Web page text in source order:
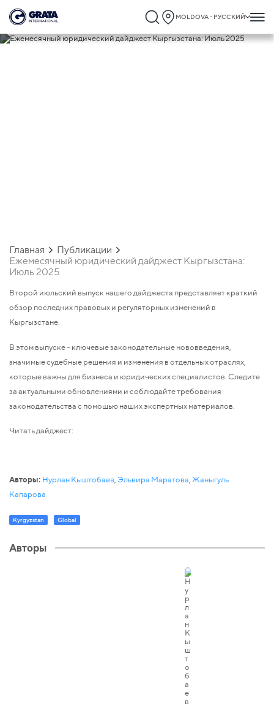
MOLDOVA - РУССКИЙ
Главная
Публикации
Ежемесячный юридический дайджест Кыргызстана:
Июль 2025
Второй июльский выпуск нашего дайджеста представляет краткий
обзор последних правовых и регуляторных изменений в
Кыргызстане.
В этом выпуске - ключевые законодательные нововведения,
значимые судебные решения и изменения в отдельных отраслях,
которые важны для бизнеса и юридических специалистов. Следите
за актуальными обновлениями и соблюдайте требования
законодательства с помощью наших экспертных материалов.
Читать дайджест:
Авторы: Нурлан Кыштобаев,Эльвира Маратова,Жаныгуль
Капарова
Kyrgyzstan Global
Авторы